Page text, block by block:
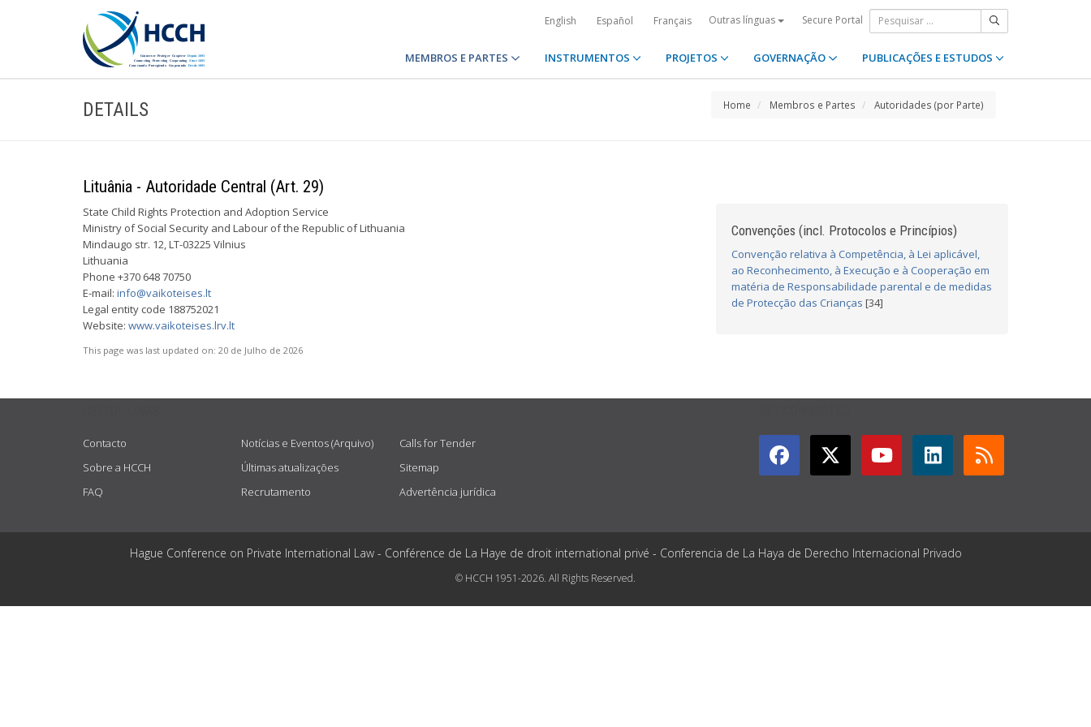
English Español Français Outras línguas Secure Portal
MEMBROS E PARTES INSTRUMENTOS PROJETOS GOVERNAÇÃO PUBLICAÇÕES E ESTUDOS
DETAILS Home Membros e Partes Autoridades (por Parte)
Lituânia - Autoridade Central (Art. 29)
State Child Rights Protection and Adoption Service
Ministry of Social Security and Labour of the Republic of Lithuania
Mindaugo str. 12, LT-03225 Vilnius
Lithuania
Phone +370 648 70750
E-mail: info@vaikoteises.lt
Legal entity code 188752021
Website: www.vaikoteises.lrv.lt
This page was last updated on: 20 de Julho de 2026
Convenções (incl. Protocolos e Princípios)
Convenção relativa à Competência, à Lei aplicável,
ao Reconhecimento, à Execução e à Cooperação em
matéria de Responsabilidade parental e de medidas
de Protecção das Crianças [34]
Contacto
Sobre a HCCH
FAQ
Notícias e Eventos (Arquivo)
Últimas atualizações
Recrutamento
Calls for Tender
Sitemap
Advertência jurídica
Hague Conference on Private International Law - Conférence de La Haye de droit international privé - Conferencia de La Haya de Derecho Internacional Privado
© HCCH 1951-2026. All Rights Reserved.